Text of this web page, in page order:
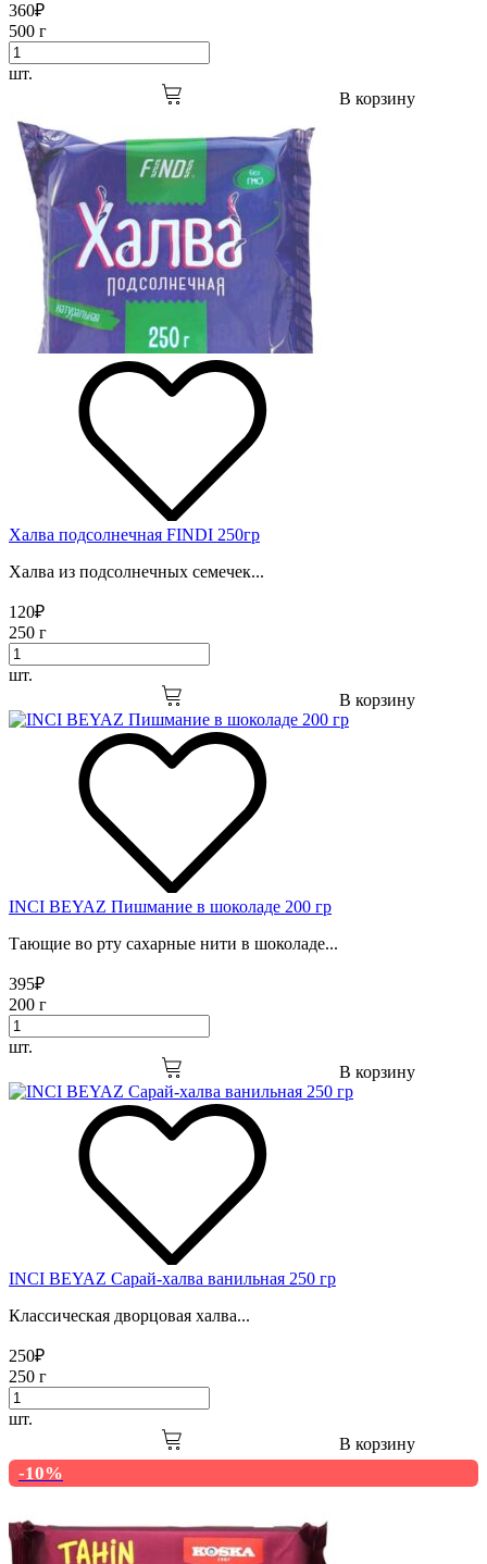
360₽
500 г
шт.
В корзину
Халва подсолнечная FINDI 250гр
Халва из подсолнечных семечек...
120₽
250 г
шт.
В корзину
INCI BEYAZ Пишмание в шоколаде 200 гр
Тающие во рту сахарные нити в шоколаде...
395₽
200 г
шт.
В корзину
INCI BEYAZ Сарай-халва ванильная 250 гр
Классическая дворцовая халва...
250₽
250 г
шт.
В корзину
-10%